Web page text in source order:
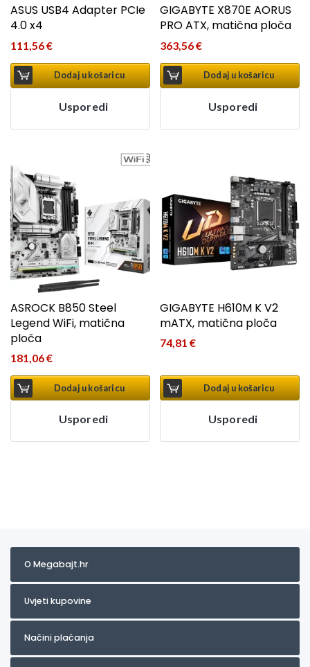
ASUS USB4 Adapter PCIe
4.0 x4
111,56€
Dodaj u košaricu
Usporedi
GIGABYTE X870E AORUS
PRO ATX, matična ploča
363,56€
Dodaj u košaricu
Usporedi
ASROCK B850 Steel
Legend WiFi, matična
ploča
181,06€
Dodaj u košaricu
Usporedi
GIGABYTE H610M K V2
mATX, matična ploča
74,81€
Dodaj u košaricu
Usporedi
O Megabajt.hr
Uvjeti kupovine
Načini plaćanja